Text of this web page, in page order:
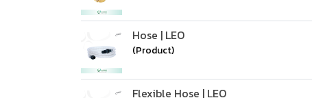
Hose | LEO
(Product)
Flexible Hose | LEO